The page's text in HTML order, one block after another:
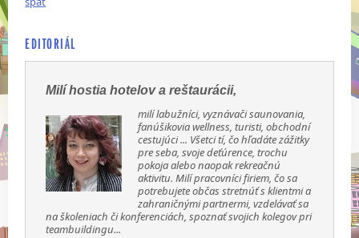
EDITORIÁL
Milí hostia hotelov a reštaurácii,
milí labužníci, vyznávači saunovania,
fanúšikovia wellness, turisti, obchodní
cestujúci ... Všetci tí, čo hľadáte zážitky
pre seba, svoje deťúrence, trochu
pokoja alebo naopak rekreačnú
aktivitu. Milí pracovníci firiem, čo sa
potrebujete občas stretnúť s klientmi a
zahraničnými partnermi, vzdelávať sa
na školeniach či konferenciách, spoznať svojich kolegov pri
teambuildingu...